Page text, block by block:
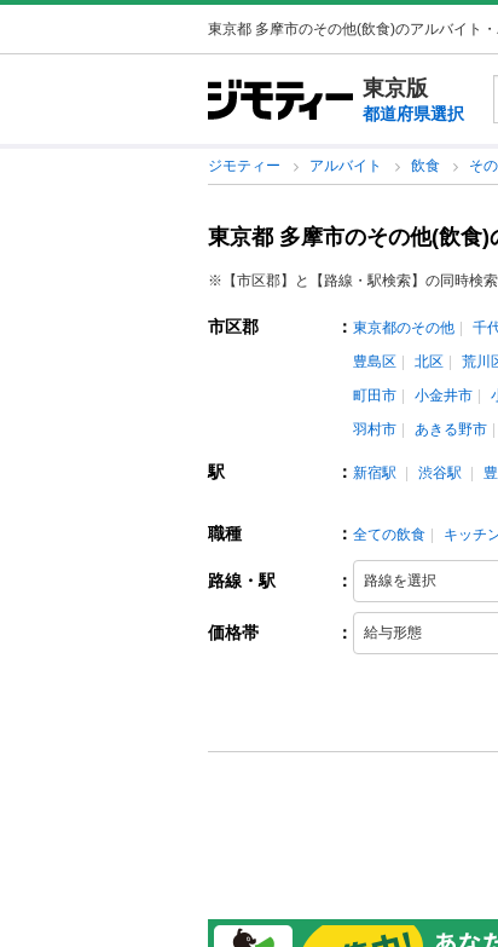
東京都 多摩市のその他(飲食)のアルバイト
東京版
都道府県選択
ジモティー アルバイト 飲食 そ
東京都 多摩市のその他(飲食
※【市区郡】と【路線・駅検索】の同時検
市区郡 ： 東京都のその他 千
豊島区
北区 荒川
町田市
小金井市
羽村市
あきる野市
駅 ： 新宿駅 渋谷駅
職種 ： 全ての飲食 キッチ
路線・駅 ：
価格帯 ：